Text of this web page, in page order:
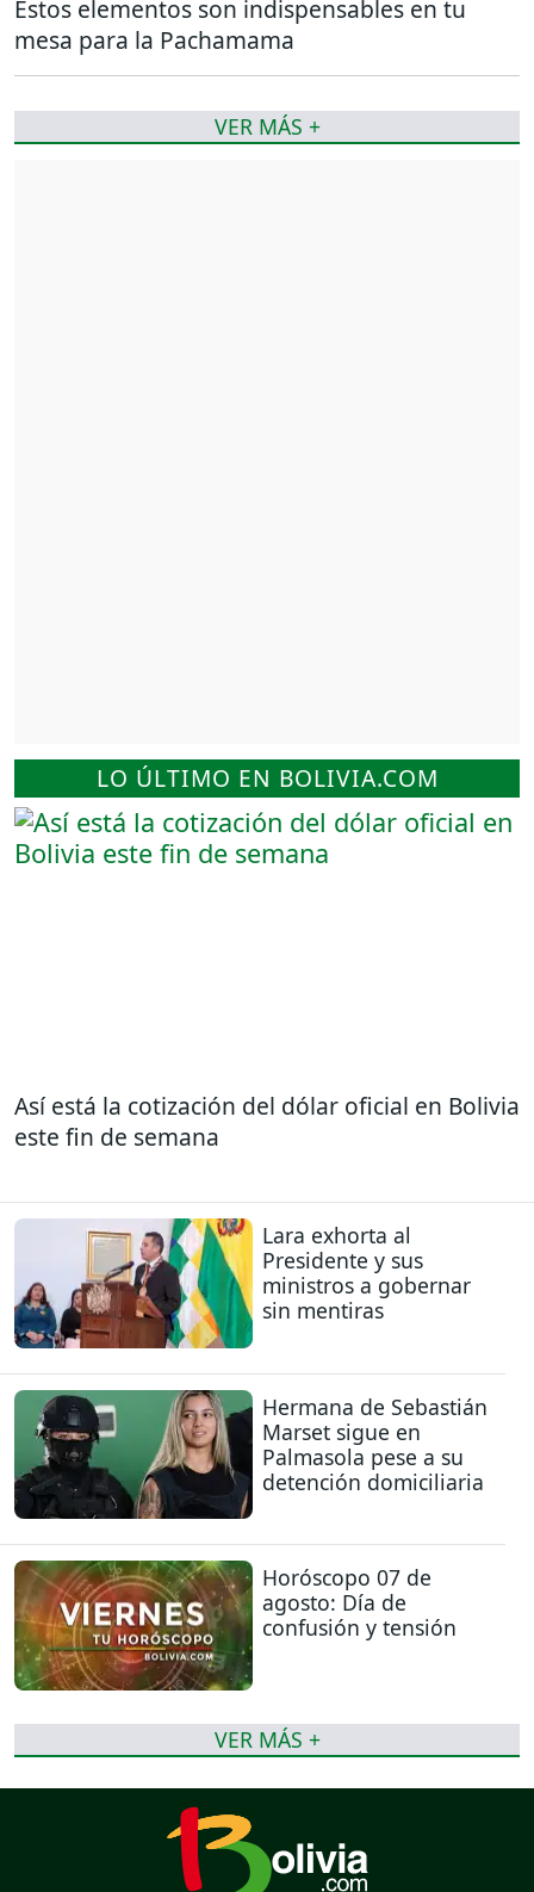
LO ÚLTIMO EN BOLIVIA.COM
Así está la cotización del dólar oficial en Bolivia
este fin de semana
Lara exhorta al
Presidente y sus
ministros a gobernar
sin mentiras
Hermana de Sebastián
Marset sigue en
Palmasola pese a su
detención domiciliaria
Horóscopo 07 de
agosto: Día de
confusión y tensión
VER MÁS +
Estos elementos son indispensables en tu
mesa para la Pachamama
VER MÁS +